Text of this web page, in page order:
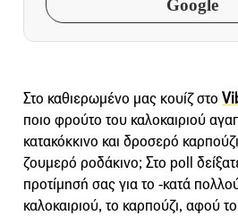
Google
Στο καθιερωμένο μας κουίζ στο
ποιο φρούτο του καλοκαιριού
κατακόκκινο και δροσερό
ζουμερό ροδάκινο; Στο poll
προτίμησή σας για το -κατά
καλοκαιριού, το καρπούζι, αφού